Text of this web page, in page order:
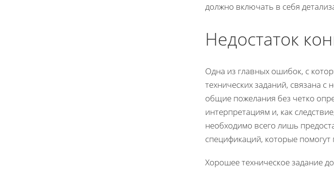
должно включать в себя
Недостаток
Одна из главных ошибок, с
технических заданий, связана с
общие пожелания без четко
интерпретациям и, как
необходимо всего лишь
спецификаций, которые
Хорошее техническое задание